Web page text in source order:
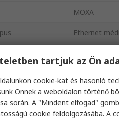
MOXA
Ethernet
0°C
működési
60°C
tartjuk az Ön
cookie-kat és hasonló
Önnek a weboldalon történő
során. A "Mindent elfogad"
cookie feldolgozásába. A